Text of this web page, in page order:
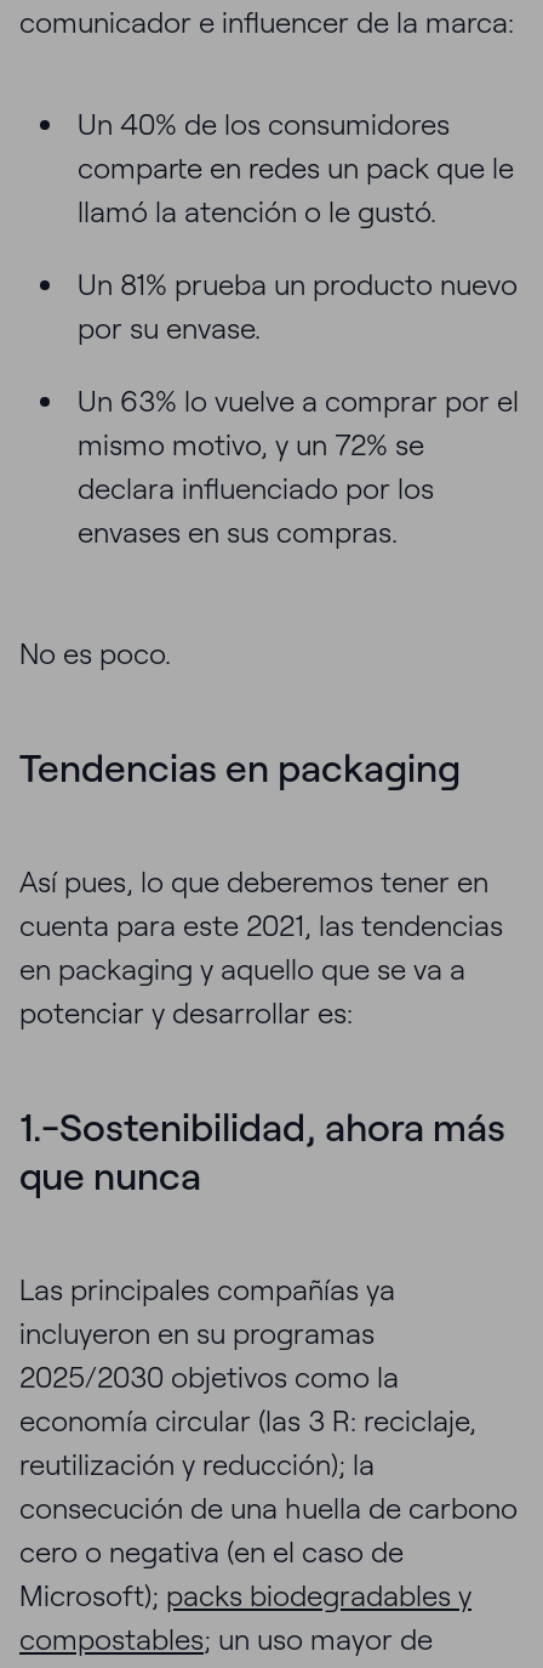
comunicador e influencer de la marca:
Un 40% de los consumidores
comparte en redes un pack que le
llamó la atención o le gustó.
Un 81% prueba un producto nuevo
por su envase.
Un 63% lo vuelve a comprar por el
mismo motivo, y un 72% se
declara influenciado por los
envases en sus compras.
No es poco.
Tendencias en packaging
Así pues, lo que deberemos tener en
cuenta para este 2021, las tendencias
en packaging y aquello que se va a
potenciar y desarrollar es:
1.-Sostenibilidad, ahora más
que nunca
Las principales compañías ya
incluyeron en su programas
2025/2030 objetivos como la
economía circular (las 3 R: reciclaje,
reutilización y reducción); la
consecución de una huella de carbono
cero o negativa (en el caso de
Microsoft); packs biodegradables y
compostables; un uso mayor de